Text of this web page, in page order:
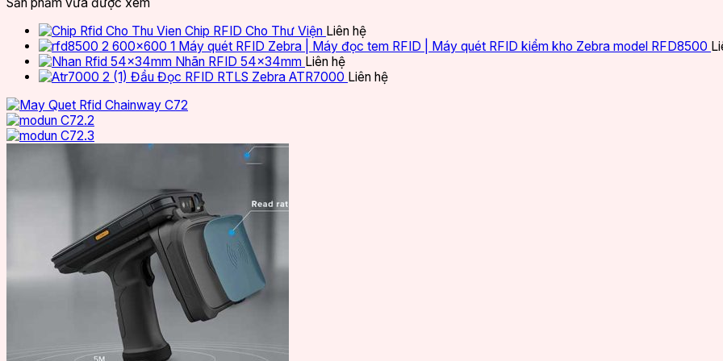
Sản phẩm vừa được xem
Chip RFID Cho Thư Viện Liên hệ
Máy quét RFID Zebra | Máy đọc tem RFID | Máy quét RFID kiểm kho Zebra model RFD8500
Nhãn RFID 54x34mm Liên hệ
Đầu Đọc RFID RTLS Zebra ATR7000 Liên hệ